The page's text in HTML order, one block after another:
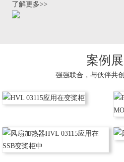
了解更多>>
案例
强强联合，与伙伴共